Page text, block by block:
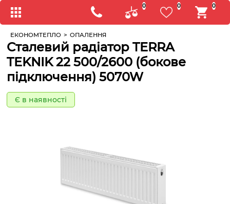
0 0 0
ЕКОНОМТЕПЛО > ОПАЛЕННЯ
Сталевий радіатор TERRA
TEKNIK 22 500/2600 (бокове
підключення) 5070W
Є в наявності